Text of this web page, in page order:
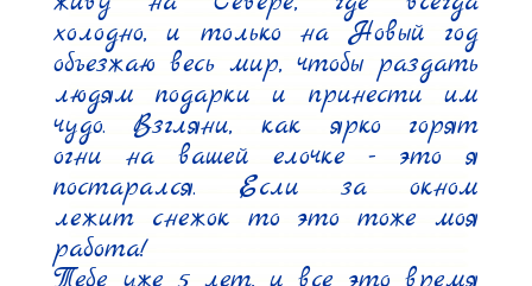
холодно, и только на Новый год
объезжаю весь мир, чтобы раздать
людям подарки и принести им
чудо. Взгляни, как ярко горят
огни на вашей елочке - это я
постарался. Если за окном
лежит снежок то это тоже моя
работа!